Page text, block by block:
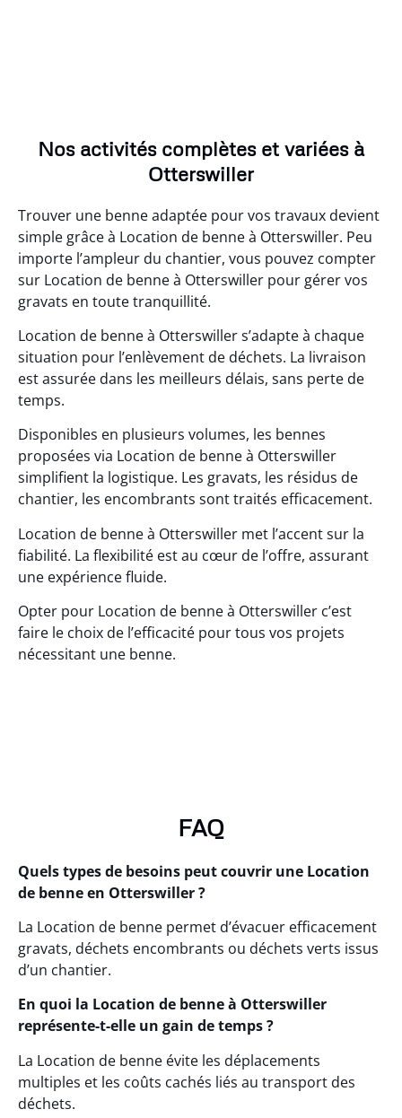
Nos activités complètes et variées à
Otterswiller
Trouver une benne adaptée pour vos travaux devient
simple grâce à Location de benne à Otterswiller. Peu
importe l’ampleur du chantier, vous pouvez compter
sur Location de benne à Otterswiller pour gérer vos
gravats en toute tranquillité.
Location de benne à Otterswiller s’adapte à chaque
situation pour l’enlèvement de déchets. La livraison
est assurée dans les meilleurs délais, sans perte de
temps.
Disponibles en plusieurs volumes, les bennes
proposées via Location de benne à Otterswiller
simplifient la logistique. Les gravats, les résidus de
chantier, les encombrants sont traités efficacement.
Location de benne à Otterswiller met l’accent sur la
fiabilité. La flexibilité est au cœur de l’offre, assurant
une expérience fluide.
Opter pour Location de benne à Otterswiller c’est
faire le choix de l’efficacité pour tous vos projets
nécessitant une benne.
FAQ
Quels types de besoins peut couvrir une Location
de benne en Otterswiller ?
La Location de benne permet d’évacuer efficacement
gravats, déchets encombrants ou déchets verts issus
d’un chantier.
En quoi la Location de benne à Otterswiller
représente-t-elle un gain de temps ?
La Location de benne évite les déplacements
multiples et les coûts cachés liés au transport des
déchets.